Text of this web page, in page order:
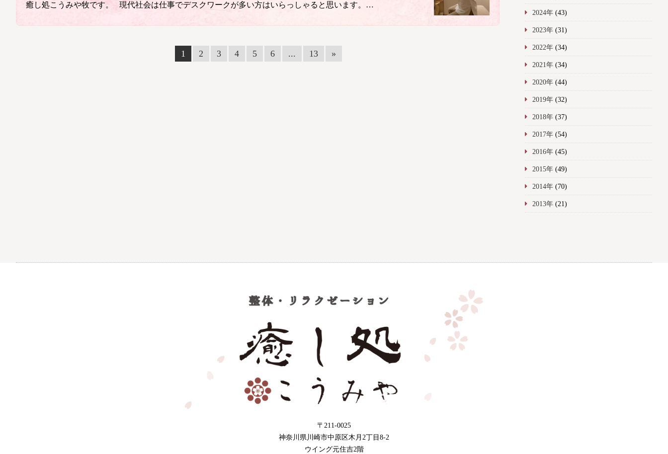
癒し処こうみや牧です。 現代社会は仕事でデスクワークが多い方はいらっしゃると思います。…
1 2 3 4 5 6 ... 13 »
2024年(43)
2023年(31)
2022年(34)
2021年(34)
2020年(44)
2019年(32)
2018年(37)
2017年(54)
2016年(45)
2015年(49)
2014年(70)
2013年(21)
〒211-0025
神奈川県川崎市中原区木月2丁目8-2
ウイング元住吉2階